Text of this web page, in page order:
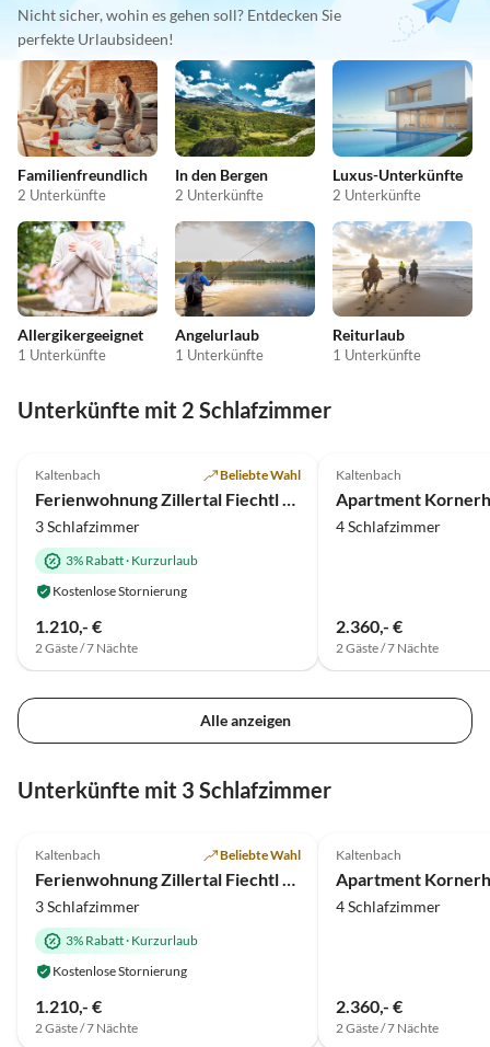
Nicht sicher, wohin es gehen soll? Entdecken Sie
perfekte Urlaubsideen!
Familienfreundlich
2 Unterkünfte
In den Bergen
2 Unterkünfte
Luxus-Unterkünfte
2 Unterkünfte
Allergikergeeignet
1 Unterkünfte
Angelurlaub
1 Unterkünfte
Reiturlaub
1 Unterkünfte
Unterkünfte mit 2 Schlafzimmer
Kaltenbach Beliebte Wahl
3 Schlafzimmer
3% Rabatt· Kurzurlaub
Kostenlose Stornierung
1.210,- €
2 Gäste / 7 Nächte
Kaltenbach
Apartment
4 Schlafzimmer
2.360,- €
2 Gäste / 7 Nächte
Alle anzeigen
Unterkünfte mit 3 Schlafzimmer
Kaltenbach Beliebte Wahl
Ferienwohnung Zillertal Fiechtl Kathi
3 Schlafzimmer
3% Rabatt· Kurzurlaub
Kostenlose Stornierung
1.210,- €
2 Gäste / 7 Nächte
Kaltenbach
Apartment
4 Schlafzimmer
2.360,- €
2 Gäste / 7 Nächte